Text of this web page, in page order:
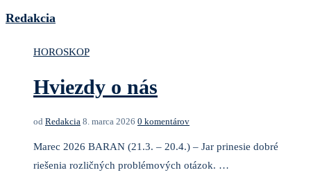
Redakcia
HOROSKOP
Hviezdy o nás
od Redakcia 8. marca 2026 0 komentárov
Marec 2026 BARAN (21.3. – 20.4.) – Jar prinesie dobré
riešenia rozličných problémových otázok. …